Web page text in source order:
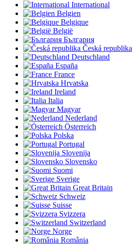
International
Belgien
Belgique
België
България
Česká republika
Deutschland
España
France
Hrvatska
Ireland
Italia
Magyar
Nederland
Österreich
Polska
Portugal
Slovenija
Slovensko
Suomi
Sverige
Great Britain
Schweiz
Suisse
Svizzera
Switzerland
Norge
România